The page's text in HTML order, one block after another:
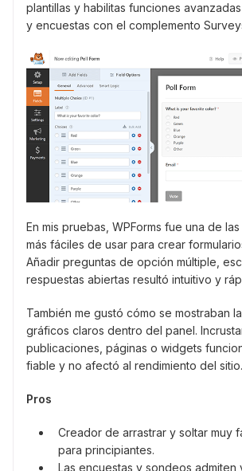
plantillas y habilitas funciones
y encuestas con el complemento
En mis pruebas, WPForms fue una de
más fáciles de usar para crear
Añadir preguntas de opción múltiple,
respuestas abiertas resultó intuitivo y
También me gustó cómo se mostraban
gráficos claros dentro del panel.
publicaciones, páginas o widgets
fiable y no afectó al rendimiento del sitio.
Pros
Creador de arrastrar y soltar muy
para principiantes.
Las encuestas y sondeos admiten